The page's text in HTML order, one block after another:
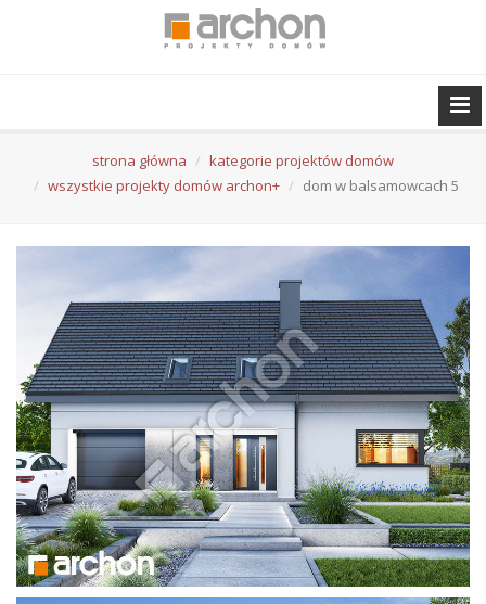
strona główna
kategorie projektów domów
wszystkie projekty domów archon+
dom w balsamowcach 5